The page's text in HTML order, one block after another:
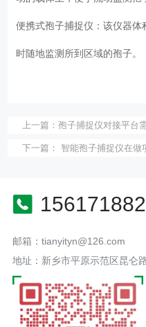
便携式孢子捕捉仪：该仪器
时随地监测所到区域的孢子。
上一篇： 孢子捕捉仪对接平台
下一篇： 智能孢子捕捉仪在做
邮箱：tianyityn@126.com
地址：新乡市平原示范区昆仑